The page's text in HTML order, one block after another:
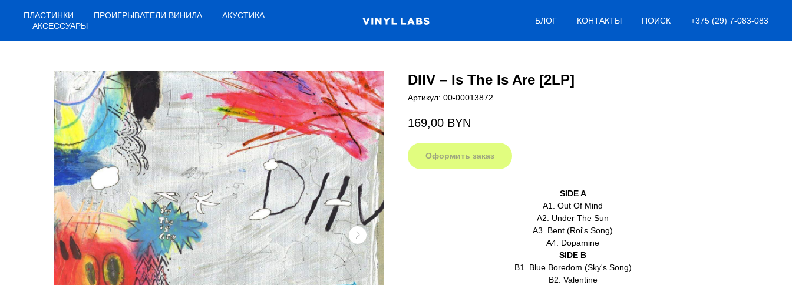
ПЛАСТИНКИ ПРОИГРЫВАТЕЛИ ВИНИЛА
АКУСТИКА
АКСЕССУАРЫ
БЛОГ КОНТАКТЫ ПОИСК +375 (29) 7-083-083
DIIV – Is The Is Are [2LP]
Артикул: 00-00013872
169,00 BYN
Оформить заказ
SIDE A
A1. Out Of Mind
A2. Under The Sun
A3. Bent (Roi's Song)
A4. Dopamine
SIDE B
B1. Blue Boredom (Sky's Song)
B2. Valentine